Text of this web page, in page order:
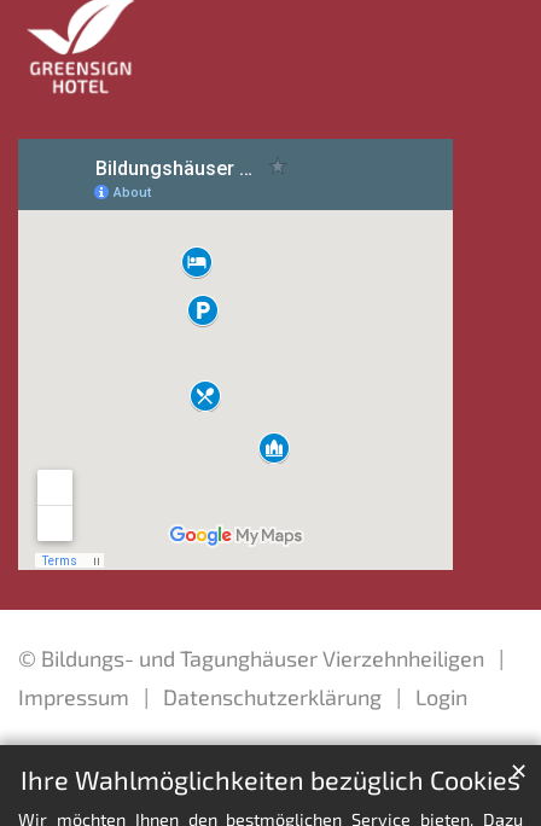
Ihre Wahlmöglichkeiten bezüglich Cookies
Wir möchten Ihnen den bestmöglichen Service bieten. Dazu
✕
© Bildungs- und Tagunghäuser Vierzehnheiligen
Impressum
Datenschutzerklärung Login